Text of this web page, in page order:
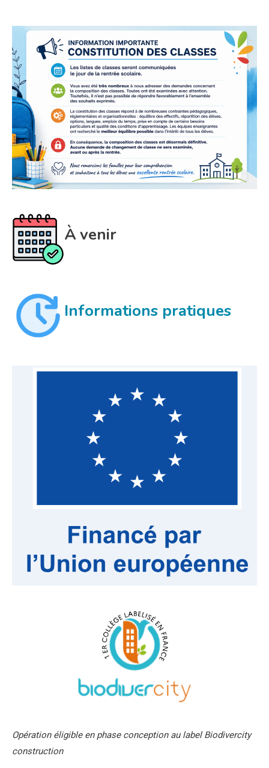
À venir
Informations pratiques
Opération éligible en phase conception au label Biodivercity
construction